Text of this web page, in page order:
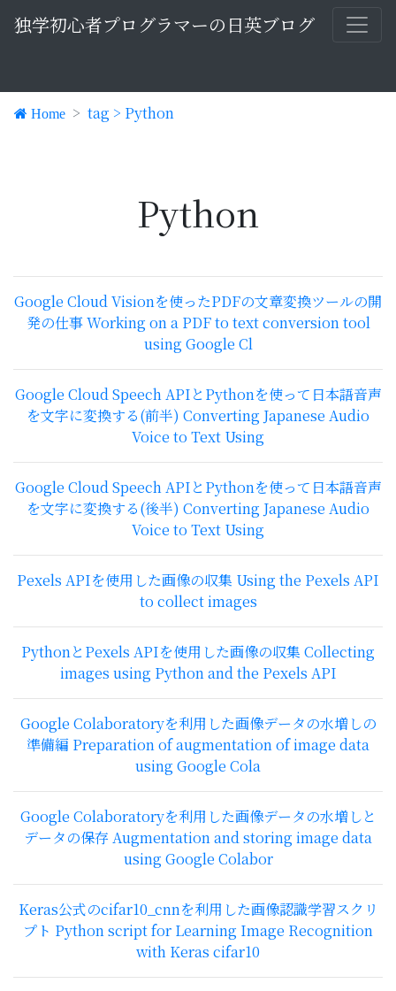
独学初心者プログラマーの日英ブログ
Home tag > Python
Python
Google Cloud Visionを使ったPDFの文章変換ツールの開
発の仕事 Working on a PDF to text conversion tool
using Google Cl
Google Cloud Speech APIとPythonを使って日本語音声
を文字に変換する(前半) Converting Japanese Audio
Voice to Text Using
Google Cloud Speech APIとPythonを使って日本語音声
を文字に変換する(後半) Converting Japanese Audio
Voice to Text Using
Pexels APIを使用した画像の収集 Using the Pexels API
to collect images
PythonとPexels APIを使用した画像の収集 Collecting
images using Python and the Pexels API
Google Colaboratoryを利用した画像データの水増しの
準備編 Preparation of augmentation of image data
using Google Cola
Google Colaboratoryを利用した画像データの水増しと
データの保存 Augmentation and storing image data
using Google Colabor
Keras公式のcifar10_cnnを利用した画像認識学習スクリ
プト Python script for Learning Image Recognition
with Keras cifar10